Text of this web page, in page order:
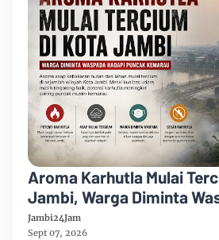
Aroma Karhutla Mulai
Jambi, Warga Diminta
Puncak Kemarau
Jambi24Jam
Sept 07, 2026